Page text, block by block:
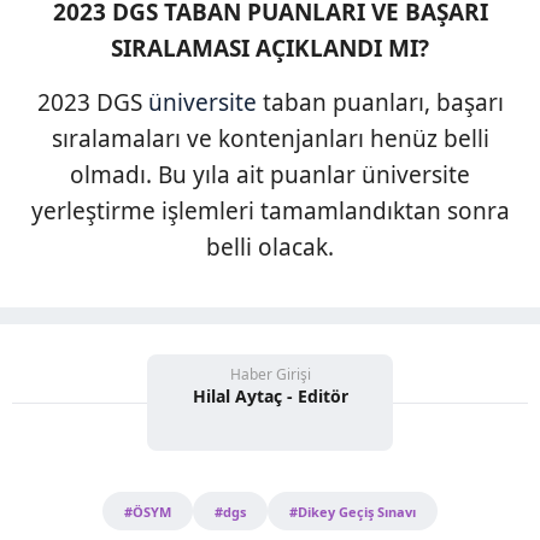
2023 DGS TABAN PUANLARI VE BAŞARI
SIRALAMASI AÇIKLANDI MI?
2023 DGS üniversite taban puanları, başarı
sıralamaları ve kontenjanları henüz belli
olmadı. Bu yıla ait puanlar üniversite
yerleştirme işlemleri tamamlandıktan sonra
belli olacak.
Haber Girişi
Hilal Aytaç - Editör
#ÖSYM #dgs #Dikey Geçiş Sınavı